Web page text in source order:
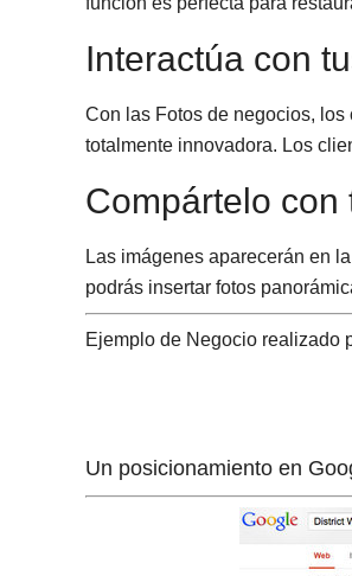
Interactúa con
Con las Fotos de negocios,
totalmente innovadora. Los
Compártelo con
Las imágenes aparecerán en
podrás insertar fotos
Ejemplo de Negocio realizado
Un posicionamiento en